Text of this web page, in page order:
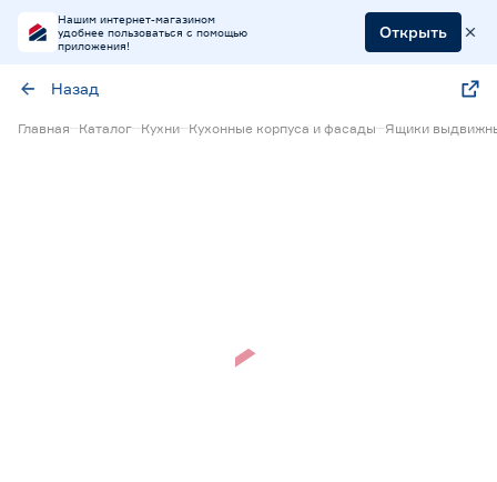
Нашим интернет-магазином
удобнее пользоваться с помощью
приложения!
Открыть
Назад
Главная Каталог Кухни Кухонные корпуса и фасады Ящики